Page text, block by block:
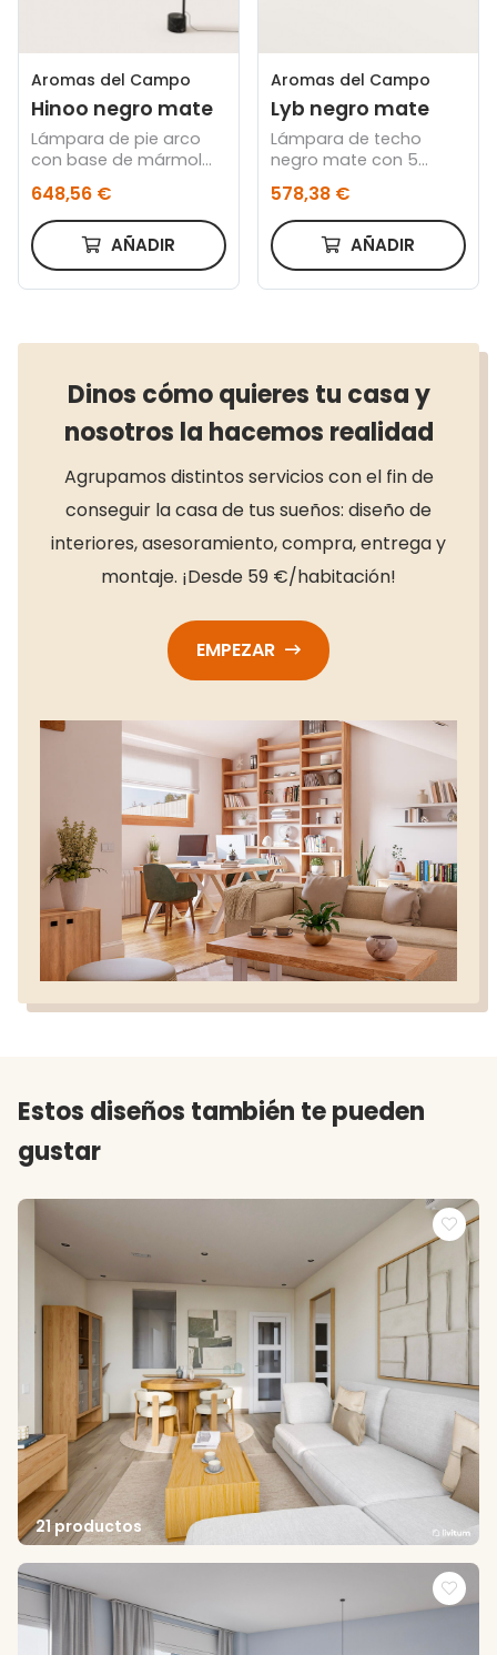
Aromas del Campo
Hinoo negro mate
Lámpara de pie arco
con base de mármol
648,56 €
AÑADIR
Aromas del Campo
Lyb negro mate
Lámpara de techo
negro mate con 5
Pepe Fornas
578,38 €
AÑADIR
Dinos cómo quieres tu casa y
nosotros la hacemos realidad
Agrupamos distintos servicios con el fin de
conseguir la casa de tus sueños: diseño de
interiores, asesoramiento, compra, entrega y
montaje. ¡Desde 59 €/habitación!
EMPEZAR
Estos diseños también te pueden
gustar
21 productos